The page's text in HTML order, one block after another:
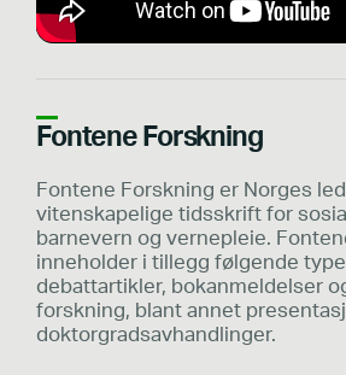
Fontene Forskning
Fontene Forskning er Norges
vitenskapelige tidsskrift for
barnevern og vernepleie.
inneholder i tillegg følgende
debattartikler, bokanmeldelser
forskning, blant annet
doktorgradsavhandlinger.